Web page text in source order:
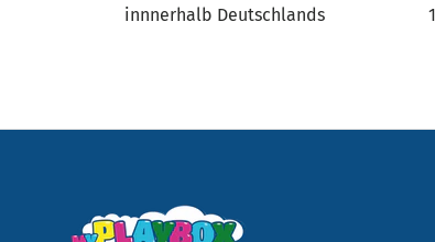
innnerhalb Deutschlands